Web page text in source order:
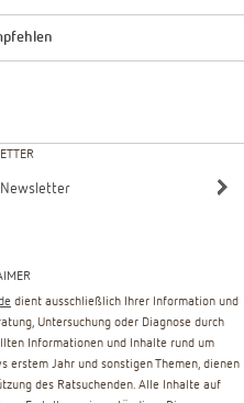
dient ausschließlich Ihrer Information und
Untersuchung oder Diagnose durch
Informationen und Inhalte rund um
erstem Jahr und sonstigen Themen, dienen
des Ratsuchenden. Alle Inhalte auf